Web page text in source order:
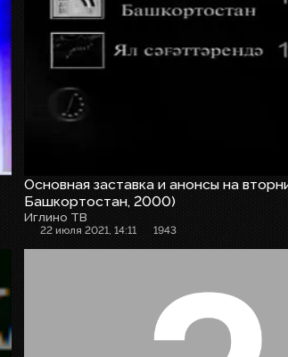
Основная заставка и анонсы на
Башкортостан, 2000)
Иглино ТВ
22 июля 2021, 14:11 1943